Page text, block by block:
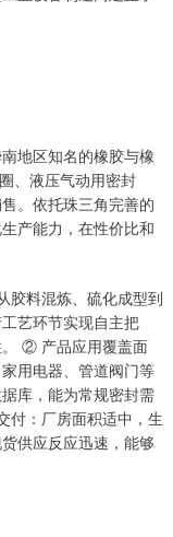
地区知名的橡胶与橡
、液压气动用密封
。依托珠三角完善的
产能力，在性价比和
胶料混炼、硫化成型到
艺环节实现自主把
。 ② 产品应用覆盖面
用电器、管道阀门等
库，能为常规密封需
付：厂房面积适中，生
供应反应迅速，能够